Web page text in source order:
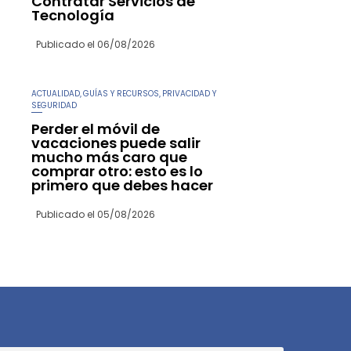
Tecnología
Publicado el 06/08/2026
ACTUALIDAD GUÍAS Y RECURSOS PRIVACIDAD Y
SEGURIDAD
Perder el móvil de
vacaciones puede salir
mucho más caro que
comprar otro: esto es lo
primero que debes hacer
Publicado el 05/08/2026